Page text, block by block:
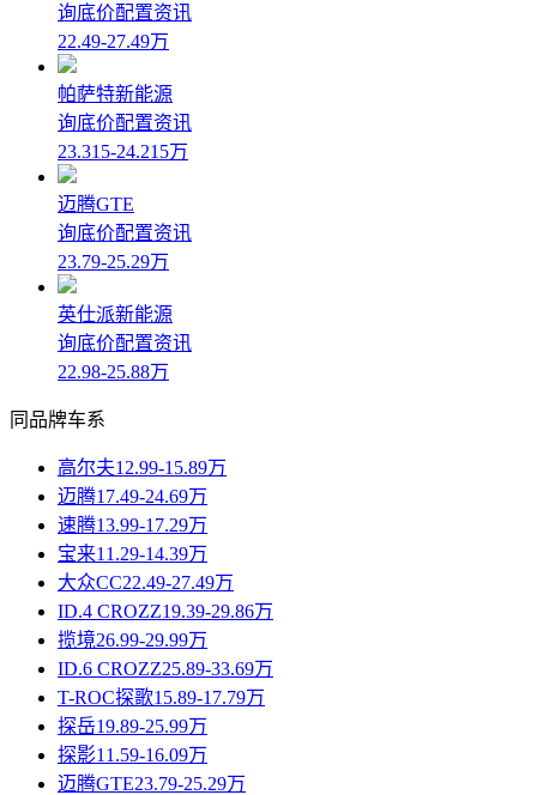
询底价配置资讯
22.49-27.49万
帕萨特新能源
询底价配置资讯
23.315-24.215万
迈腾GTE
询底价配置资讯
23.79-25.29万
英仕派新能源
询底价配置资讯
22.98-25.88万
同品牌车系
高尔夫12.99-15.89万
迈腾17.49-24.69万
速腾13.99-17.29万
宝来11.29-14.39万
大众CC22.49-27.49万
ID.4 CROZZ19.39-29.86万
揽境26.99-29.99万
ID.6 CROZZ25.89-33.69万
T-ROC探歌15.89-17.79万
探岳19.89-25.99万
探影11.59-16.09万
迈腾GTE23.79-25.29万